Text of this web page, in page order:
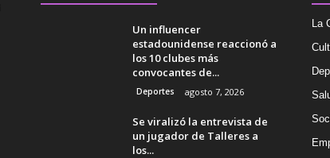
Un influencer
estadounidense reaccionó a
los 10 clubes más
convocantes de...
Deportes agosto 7, 2026
Se viralizó la entrevista de
un jugador de Talleres a
los...
La